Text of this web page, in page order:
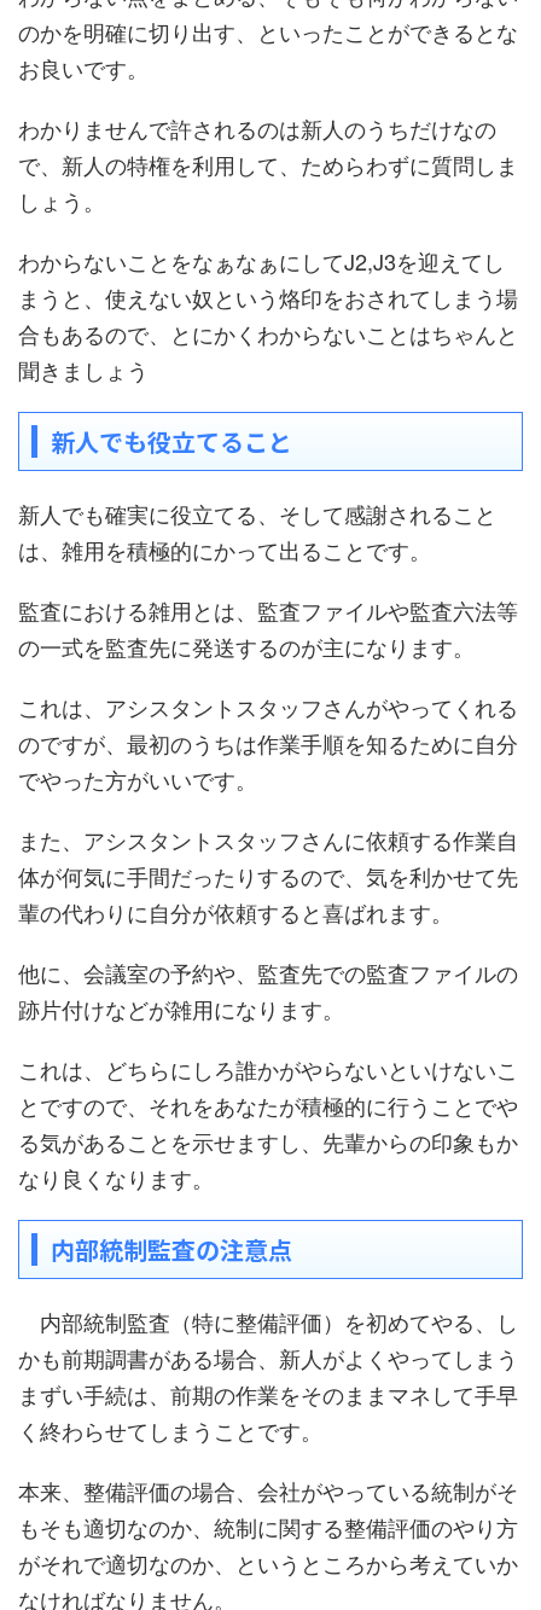
のかを明確に切り出す、といったことができるとな
お良いです。
わかりませんで許されるのは新人のうちだけなの
で、新人の特権を利用して、ためらわずに質問しま
しょう。
わからないことをなぁなぁにしてJ2,J3を迎えてし
まうと、使えない奴という烙印をおされてしまう場
合もあるので、とにかくわからないことはちゃんと
聞きましょう
新人でも役立てること
新人でも確実に役立てる、そして感謝されること
は、雑用を積極的にかって出ることです。
監査における雑用とは、監査ファイルや監査六法等
の一式を監査先に発送するのが主になります。
これは、アシスタントスタッフさんがやってくれる
のですが、最初のうちは作業手順を知るために自分
でやった方がいいです。
また、アシスタントスタッフさんに依頼する作業自
体が何気に手間だったりするので、気を利かせて先
輩の代わりに自分が依頼すると喜ばれます。
他に、会議室の予約や、監査先での監査ファイルの
跡片付けなどが雑用になります。
これは、どちらにしろ誰かがやらないといけないこ
とですので、それをあなたが積極的に行うことでや
る気があることを示せますし、先輩からの印象もか
なり良くなります。
内部統制監査の注意点
内部統制監査（特に整備評価）を初めてやる、し
かも前期調書がある場合、新人がよくやってしまう
まずい手続は、前期の作業をそのままマネして手早
く終わらせてしまうことです。
本来、整備評価の場合、会社がやっている統制がそ
もそも適切なのか、統制に関する整備評価のやり方
がそれで適切なのか、というところから考えていか
なければなりません。